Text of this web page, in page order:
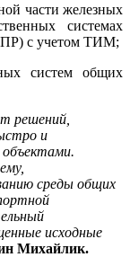
части железных
системах
с учетом ТИМ;
систем общих
решений,
и
среды общих
исходные
Михайлик.